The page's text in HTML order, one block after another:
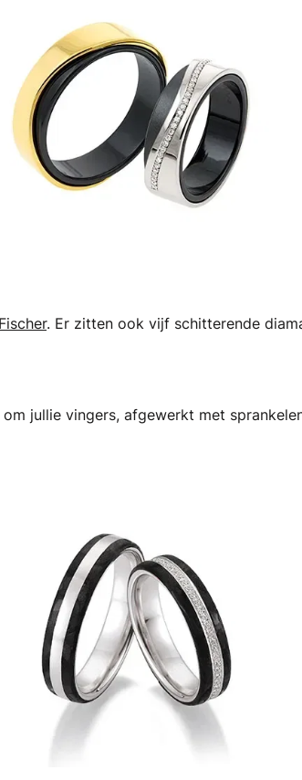
Fischer. Er zitten ook vijf schitterende
jullie vingers, afgewerkt met